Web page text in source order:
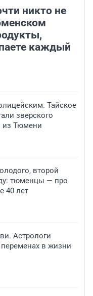
никто не
каждый
Тайское
зверского
из Тюмени
второй
тюменцы — про
40 лет
Астрологи
в жизни